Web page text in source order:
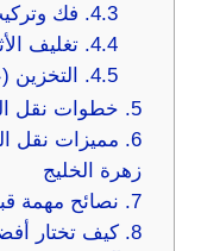
4.3. فك
4.4. تغليف
4.5.
التخزين
5.
خطوات نقل
6. مميزات نقل
زهرة الخليج
7. نصائح مهمة
8. كيف تختار